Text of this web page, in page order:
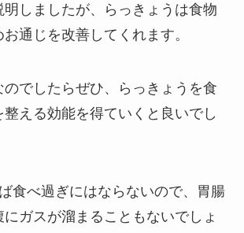
明しましたが、らっきょうは食物
通じを改善してくれます。
でしたらぜひ、らっきょうを食
える効能を得ていくと良いでし
食べ過ぎにはならないので、胃腸
ガスが溜まることもないでしょ